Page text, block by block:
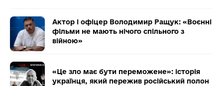
Актор і офіцер Володимир Ращук: «Воєнні
фільми не мають нічого спільного з
війною»
«Це зло має бути переможене»: історія
українця, який пережив російський полон